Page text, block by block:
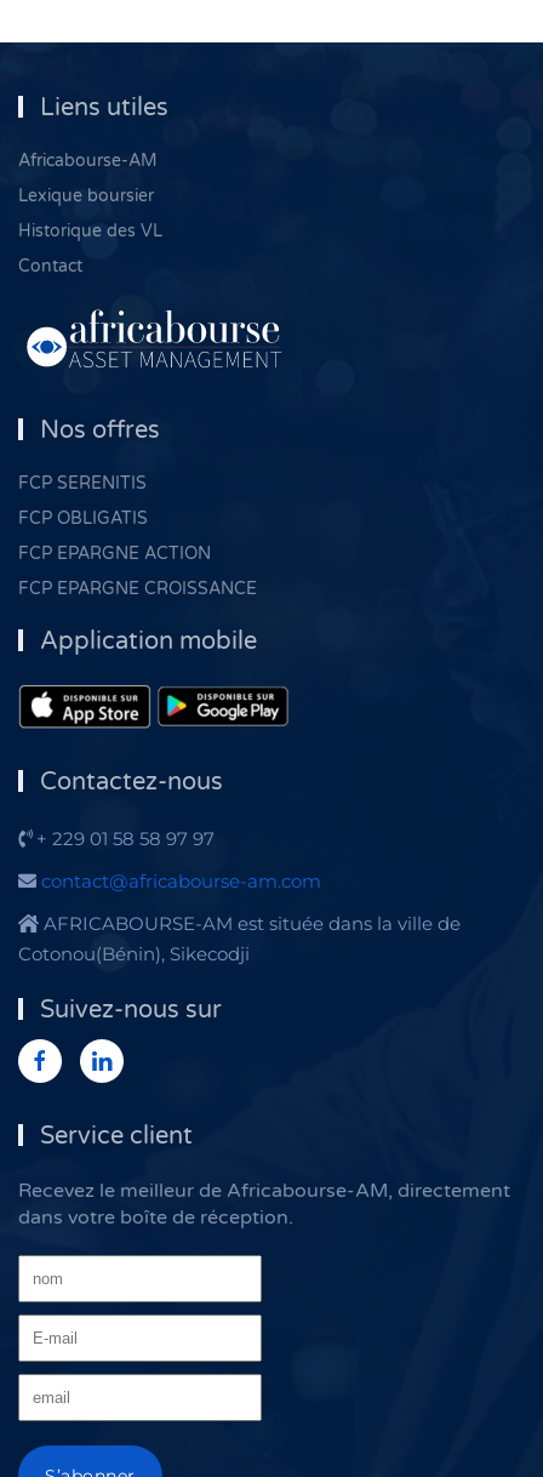
Liens utiles
Africabourse-AM
Lexique boursier
Historique des VL
Contact
Nos offres
FCP SERENITIS
FCP OBLIGATIS
FCP EPARGNE ACTION
FCP EPARGNE CROISSANCE
Application mobile
Contactez-nous
+ 229 01 58 58 97 97
contact@africabourse-am.com
AFRICABOURSE-AM est située dans la ville de
Cotonou(Bénin), Sikecodji
Suivez-nous sur
Service client
Recevez le meilleur de Africabourse-AM, directement
dans votre boîte de réception.